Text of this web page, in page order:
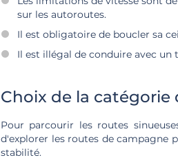
sur les autoroutes.
Il est obligatoire de boucler sa
Il est illégal de conduire avec un
Choix de la catégorie
Pour parcourir les routes
d'explorer les routes de campagne
stabilité.